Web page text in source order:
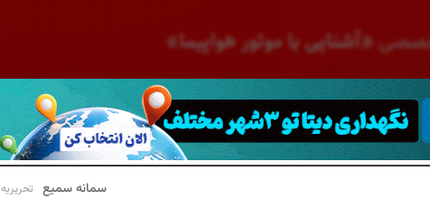
سمانه سمیع تحریریه